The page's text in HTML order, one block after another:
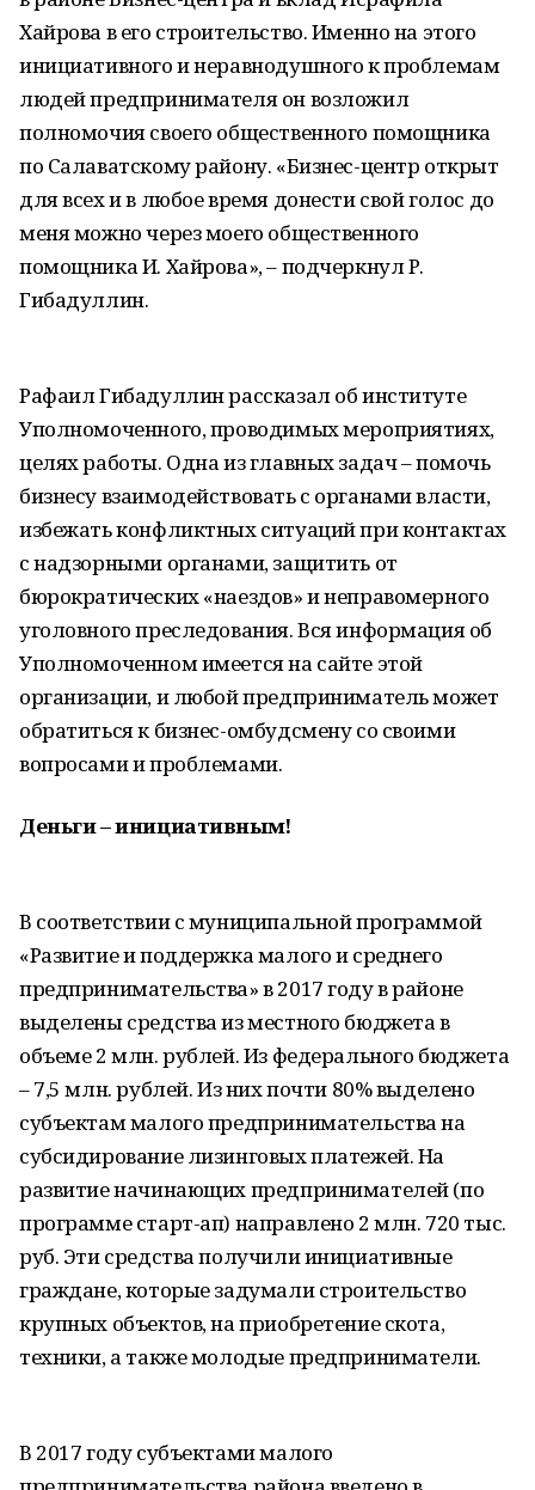
Хайрова в его строительство. Именно на этого
инициативного и неравнодушного к проблемам
людей предпринимателя он возложил
полномочия своего общественного помощника
по Салаватскому району. «Бизнес-центр открыт
для всех и в любое время донести свой голос до
меня можно через моего общественного
помощника И. Хайрова», – подчеркнул Р.
Гибадуллин.
Рафаил Гибадуллин рассказал об институте
Уполномоченного, проводимых мероприятиях,
целях работы. Одна из главных задач – помочь
бизнесу взаимодействовать с органами власти,
избежать конфликтных ситуаций при контактах
с надзорными органами, защитить от
бюрократических «наездов» и неправомерного
уголовного преследования. Вся информация об
Уполномоченном имеется на сайте этой
организации, и любой предприниматель может
обратиться к бизнес-омбудсмену со своими
вопросами и проблемами.
Деньги – инициативным!
В соответствии с муниципальной программой
«Развитие и поддержка малого и среднего
предпринимательства» в 2017 году в районе
выделены средства из местного бюджета в
объеме 2 млн. рублей. Из федерального бюджета
– 7,5 млн. рублей. Из них почти 80% выделено
субъектам малого предпринимательства на
субсидирование лизинговых платежей. На
развитие начинающих предпринимателей (по
программе старт-ап) направлено 2 млн. 720 тыс.
руб. Эти средства получили инициативные
граждане, которые задумали строительство
крупных объектов, на приобретение скота,
техники, а также молодые предприниматели.
В 2017 году субъектами малого